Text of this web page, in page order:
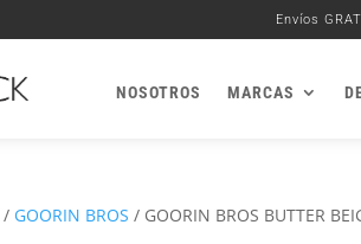
Envíos
NOSOTROS MARCAS
/ GOORIN BROS / GOORIN BROS BUTTER